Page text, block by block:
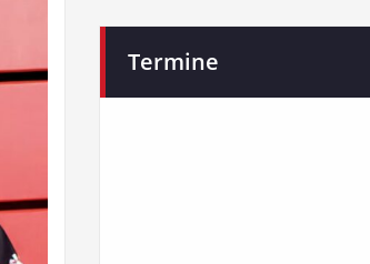
Termine